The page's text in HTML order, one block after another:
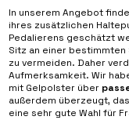
In unserem Angebot
ihres zusätzlichen
Pedalierens geschätzt
Sitz an einer
zu vermeiden. Daher
Aufmerksamkeit. Wir
mit Gelpolster über
außerdem überzeugt,
eine sehr gute Wahl für